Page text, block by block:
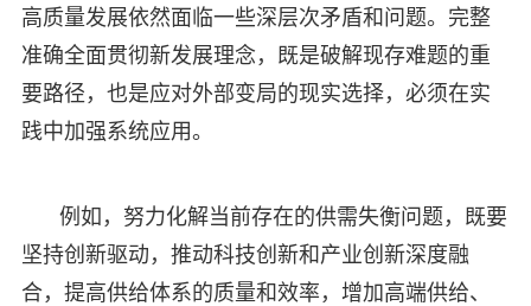
高质量发展依然面临一些深层次矛盾和问题。完整
准确全面贯彻新发展理念，既是破解现存难题的重
要路径，也是应对外部变局的现实选择，必须在实
践中加强系统应用。
例如，努力化解当前存在的供需失衡问题，既要
坚持创新驱动，推动科技创新和产业创新深度融
合，提高供给体系的质量和效率，增加高端供给、